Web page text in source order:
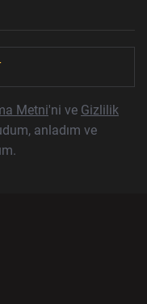
Metni'ni ve Gizlilik
anladım ve